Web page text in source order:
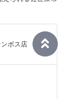
ボス店